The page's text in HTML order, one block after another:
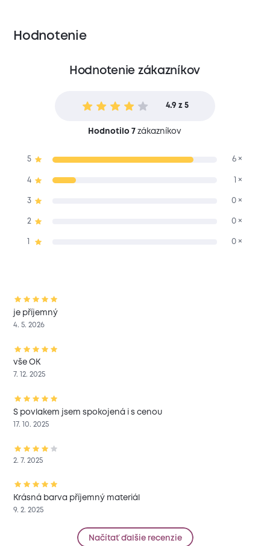
Hodnotenie
Hodnotenie zákazníkov
4.9 z 5
Hodnotilo 7 zákazníkov
5 6 ×
4 1 ×
3 0 ×
2 0 ×
0 ×
je příjemný
4. 5. 2026
vše OK
7. 12. 2025
S povlakem jsem spokojená i s cenou
17. 10. 2025
2. 7. 2025
Krásná barva příjemný materiál
9. 2. 2025
Načítať ďalšie recenzie